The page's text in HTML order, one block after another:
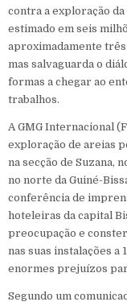
contra a exploração
estimado em seis
aproximadamente três
mas salvaguarda o
formas a chegar ao
trabalhos.
A GMG Internacional
exploração de areias
na secção de Suzana,
no norte da Guiné-
conferência de
hoteleiras da capital
preocupação e
nas suas instalações a
enormes prejuízos
Segundo um